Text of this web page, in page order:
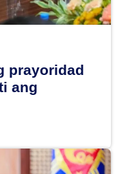
prayoridad
ang